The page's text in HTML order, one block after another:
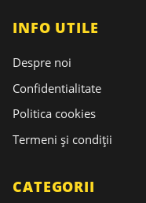
INFO UTILE
Despre noi
Confidentialitate
Politica cookies
Termeni și condiții
CATEGORII